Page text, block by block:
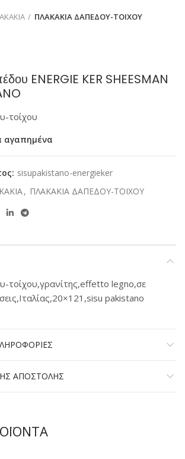
ΠΛΑΚΑΚΙΑ ΔΑΠΕΔΟΥ-ΤΟΙΧΟΥ
ENERGIE KER SHEESMAN
τοίχου
αγαπημένα
sisupakistano-energieker
, ΠΛΑΚΑΚΙΑ ΔΑΠΕΔΟΥ-ΤΟΙΧΟΥ
τοίχου,γρανίτης,effetto legno,σε
pakistano
ΑΠΟΣΤΟΛΗΣ